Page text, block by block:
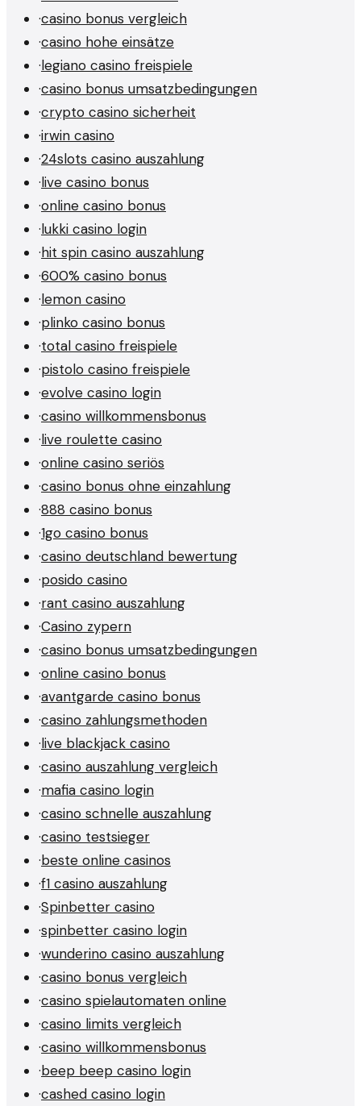
·casino bonus vergleich
·casino hohe einsätze
·legiano casino freispiele
·casino bonus umsatzbedingungen
·crypto casino sicherheit
·irwin casino
·24slots casino auszahlung
·live casino bonus
·online casino bonus
·lukki casino login
·hit spin casino auszahlung
·600% casino bonus
·lemon casino
·plinko casino bonus
·total casino freispiele
·pistolo casino freispiele
·evolve casino login
·casino willkommensbonus
·live roulette casino
·online casino seriös
·casino bonus ohne einzahlung
·888 casino bonus
·1go casino bonus
·casino deutschland bewertung
·posido casino
·rant casino auszahlung
·Casino zypern
·casino bonus umsatzbedingungen
·online casino bonus
·avantgarde casino bonus
·casino zahlungsmethoden
·live blackjack casino
·casino auszahlung vergleich
·mafia casino login
·casino schnelle auszahlung
·casino testsieger
·beste online casinos
·f1 casino auszahlung
·Spinbetter casino
·spinbetter casino login
·wunderino casino auszahlung
·casino bonus vergleich
·casino spielautomaten online
·casino limits vergleich
·casino willkommensbonus
·beep beep casino login
·cashed casino login